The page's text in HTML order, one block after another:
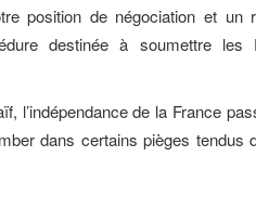
position de négociation et un
destinée à soumettre les
l’indépendance de la France
dans certains pièges tendus